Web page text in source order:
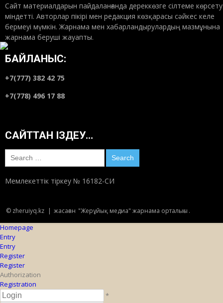
Сайт материалдарын пайдаланғанда дереккөзге сілтеме көрсету
міндетті. Авторлар пікірі мен редакция көзқарасы сәйкес келе
бермеуі мүмкін. Жарнама мен хабарландырулардың мазмұнына
жарнама беруші жауапты.
БАЙЛАНЫС:
+7(777) 382 42 75
+7(778) 496 17 88
САЙТТАН ІЗДЕУ…
Search
for:
Мемлекеттік тіркеу № 16182-СИ
© zheruiyq.kz | жасаған "Жерұйық медиа" жарнама орталығы .
Homepage
Entry
Entry
Register
Register
Authorization
Registration
*